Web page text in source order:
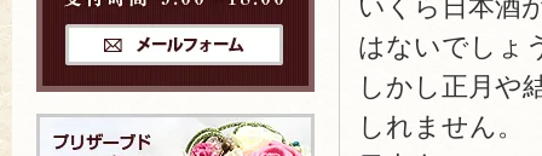
いくら日本酒
はないでしょ
しかし正月や
しれません。